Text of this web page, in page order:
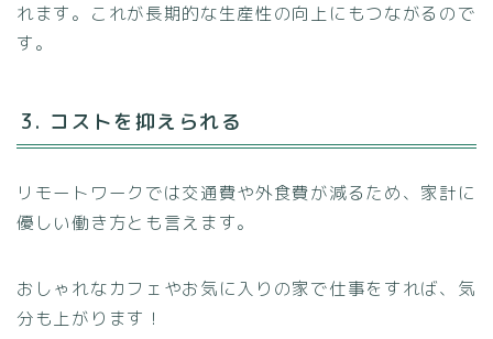
れます。これが長期的な生産性の向上にもつながるので
す。
3. コストを抑えられる
リモートワークでは交通費や外食費が減るため、家計に
優しい働き方とも言えます。
おしゃれなカフェやお気に入りの家で仕事をすれば、気
分も上がります！